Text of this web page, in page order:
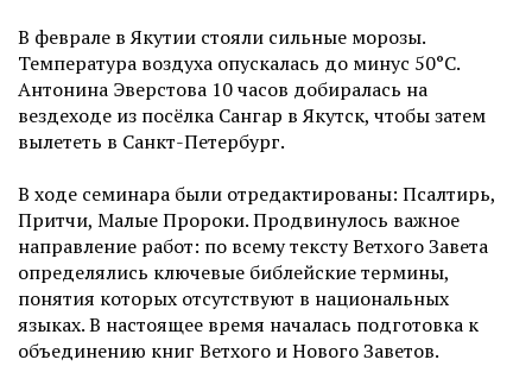
В феврале в Якутии стояли сильные морозы.
Температура воздуха опускалась до минус 50°С.
Антонина Эверстова 10 часов добиралась на
вездеходе из посёлка Сангар в Якутск, чтобы затем
вылететь в Санкт-Петербург.
В ходе семинара были отредактированы: Псалтирь,
Притчи, Малые Пророки. Продвинулось важное
направление работ: по всему тексту Ветхого Завета
определялись ключевые библейские термины,
понятия которых отсутствуют в национальных
языках. В настоящее время началась подготовка к
объединению книг Ветхого и Нового Заветов.